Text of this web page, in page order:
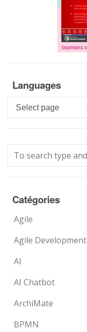
Languages
Languages
Catégories
Agile
Agile Development
AI
AI Chatbot
ArchiMate
BPMN